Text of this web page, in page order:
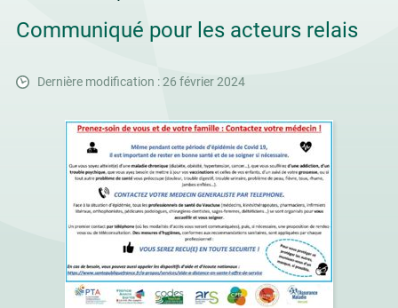
Communiqué pour les acteurs relais
Dernière modification : 26 février 2024